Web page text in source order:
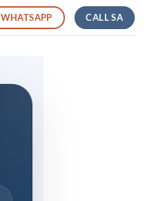
WHATSAPP CALL SA